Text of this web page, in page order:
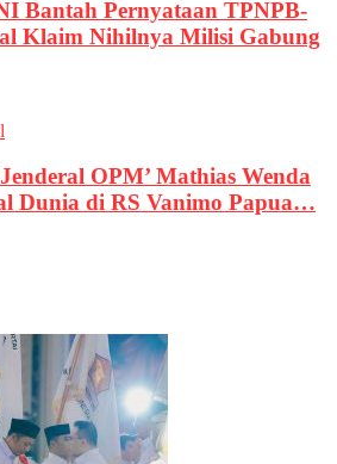
Bantah Pernyataan TPNPB-
Klaim Nihilnya Milisi Gabung
OPM’ Mathias Wenda
Dunia di RS Vanimo Papua…